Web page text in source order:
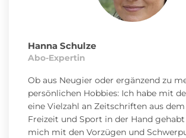
Hanna Schulze
Abo-Expertin
Ob aus Neugier oder ergänzend zu
persönlichen Hobbies: Ich habe mit
eine Vielzahl an Zeitschriften aus
Freizeit und Sport in der Hand
mich mit den Vorzügen und